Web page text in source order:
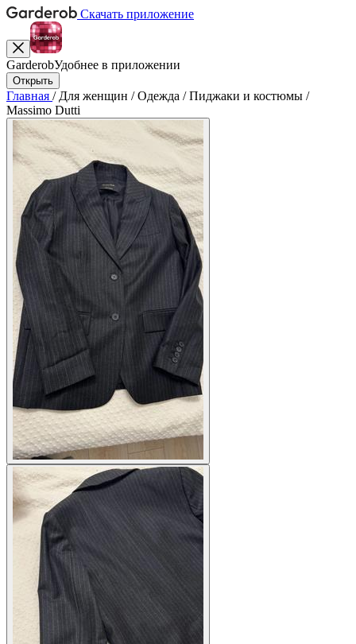
Скачать приложение
GarderobУдобнее в приложении
Открыть
Главная / Для женщин /Одежда /Пиджаки и костюмы /
Massimo Dutti